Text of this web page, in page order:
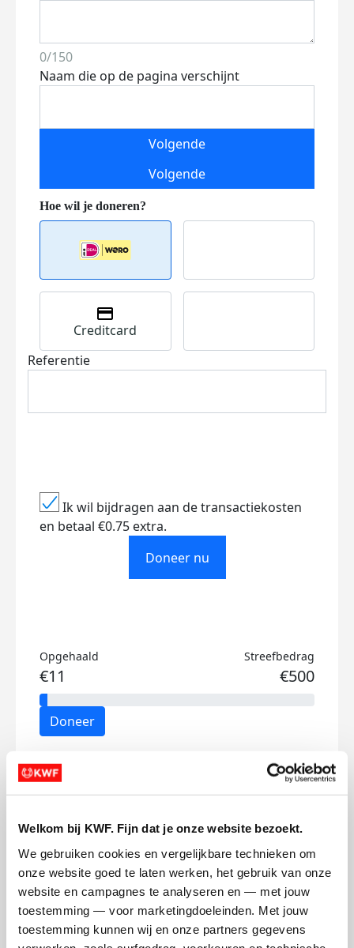
Welkom bij KWF. Fijn dat je onze website bezoekt.
We gebruiken cookies en vergelijkbare technieken om
onze website goed te laten werken, het gebruik van onze
website en campagnes te analyseren en — met jouw
toestemming — voor marketingdoeleinden. Met jouw
toestemming kunnen wij en onze partners gegevens
0/150
Naam die op de pagina verschijnt
Volgende
Volgende
Creditcard
Referentie
Ik wil bijdragen aan de transactiekosten
en betaal €0.75 extra.
Doneer nu
Opgehaald
€11
Streefbedrag
€500
Doneer